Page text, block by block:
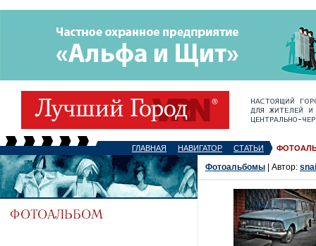
ГЛАВНАЯ НАВИГАТОР СТАТЬИ
Фотоальбомы | Автор: